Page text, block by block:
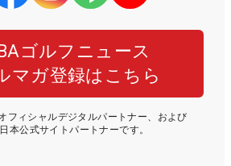
ゴルフニュース
マガ登録はこちら
フィシャルデジタルパートナー、および
本公式サイトパートナーです。